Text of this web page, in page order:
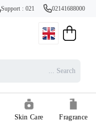
Support : 021 02141688000
Fragrance
Skin Care